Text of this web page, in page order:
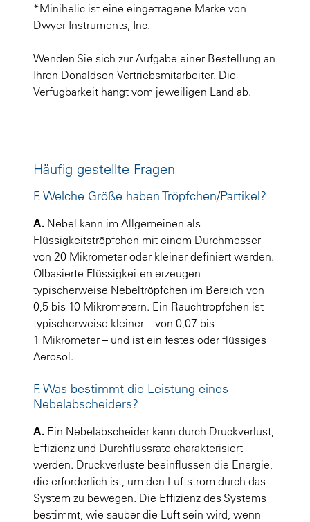
*Minihelic ist eine eingetragene Marke von
Dwyer Instruments, Inc.
Wenden Sie sich zur Aufgabe einer Bestellung an
Ihren Donaldson-Vertriebsmitarbeiter. Die
Verfügbarkeit hängt vom jeweiligen Land ab.
Häufig gestellte Fragen
F. Welche Größe haben Tröpfchen/Partikel?
A. Nebel kann im Allgemeinen als
Flüssigkeitströpfchen mit einem Durchmesser
von 20 Mikrometer oder kleiner definiert werden.
Ölbasierte Flüssigkeiten erzeugen
typischerweise Nebeltröpfchen im Bereich von
0,5 bis 10 Mikrometern. Ein Rauchtröpfchen ist
typischerweise kleiner – von 0,07 bis
1 Mikrometer – und ist ein festes oder flüssiges
Aerosol.
F. Was bestimmt die Leistung eines
Nebelabscheiders?
A. Ein Nebelabscheider kann durch Druckverlust,
Effizienz und Durchflussrate charakterisiert
werden. Druckverluste beeinflussen die Energie,
die erforderlich ist, um den Luftstrom durch das
System zu bewegen. Die Effizienz des Systems
bestimmt, wie sauber die Luft sein wird, wenn